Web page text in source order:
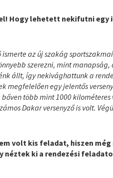
Hogy lehetett nekifutni egy
az új szakág
szerezni, mint manapság,
állt, így nekivághattunk a
megfelelően egy jelentős
több mint 1000
Dakar versenyző is volt. Végül
volt kis feladat, hiszen
néztek ki a rendezési